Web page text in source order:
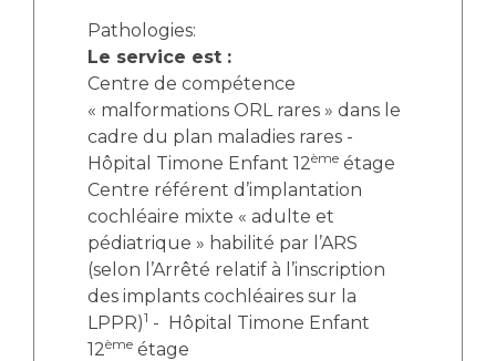
Pathologies:
Le service est :
Centre de compétence
« malformations ORL rares » dans le
cadre du plan maladies rares -
Hôpital Timone Enfant 12ème étage
Centre référent d’implantation
cochléaire mixte « adulte et
pédiatrique » habilité par l’ARS
(selon l’Arrêté relatif à l’inscription
des implants cochléaires sur la
LPPR)1 - Hôpital Timone Enfant
12ème étage